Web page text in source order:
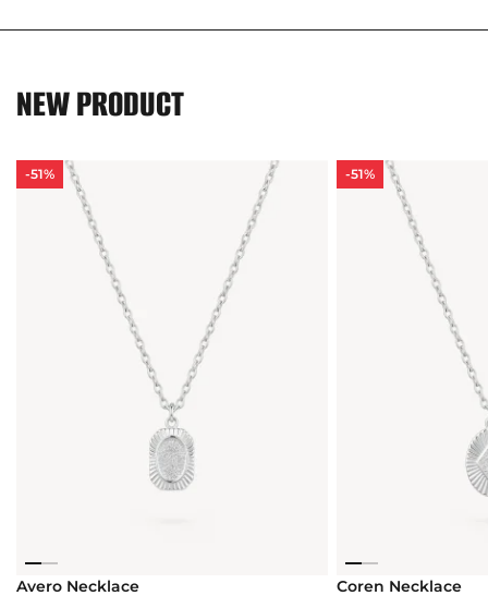
NEW PRODUCT
-51%
Avero Necklace
-51%
Coren Necklace